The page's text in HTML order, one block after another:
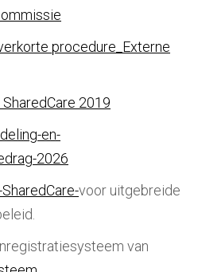
procedure_Externe
2019
en-
2026
voor uitgebreide
van